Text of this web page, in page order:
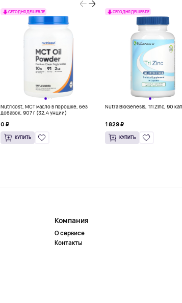
СЕГОДНЯ ДЕШЕВЛЕ
Nutricost, MCT масло в порошке, без
добавок, 907 г (32,4 унции)
0 ₽
КУПИТЬ
СЕГОДНЯ ДЕШЕВЛЕ
Nutra BioGenesis, Tri Zinc, 90
1 829 ₽
КУПИТЬ
Компания
О сервисе
Контакты